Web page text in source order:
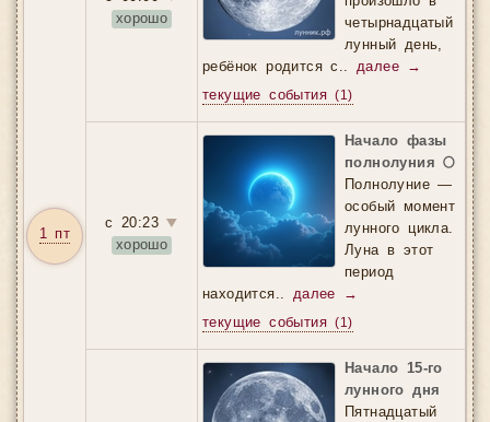
1 пт
хорошо
четырнадцатый
лунный день,
ребёнок родится с.. далее →
текущие события(1)
с 20:23▼
хорошо
Начало фазы
полнолуния 🌕
Полнолуние —
особый момент
лунного цикла.
Луна в этот
период
находится.. далее →
текущие события(1)
Начало 15-го
лунного дня
Пятнадцатый